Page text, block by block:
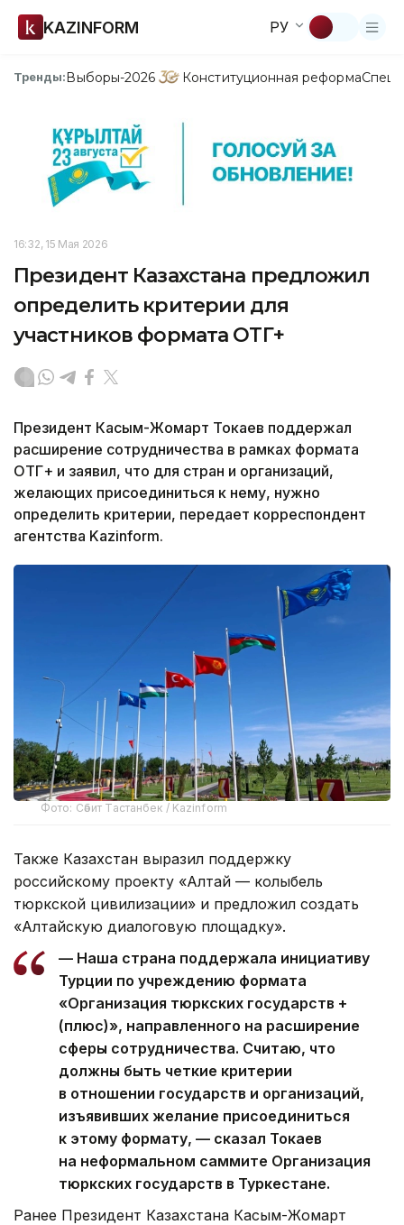
KAZINFORM РУ
Тренды:Выборы-2026 Конституционная реформа
16:32, 15 Мая 2026
Президент Казахстана предложил
определить критерии для
участников формата ОТГ+
Президент Касым-Жомарт Токаев поддержал
расширение сотрудничества в рамках формата
ОТГ+ и заявил, что для стран и организаций,
желающих присоединиться к нему, нужно
определить критерии, передает корреспондент
агентства Kazinform.
Фото: Сәбит Тастанбек / Kazinform
Также Казахстан выразил поддержку
российскому проекту «Алтай — колыбель
тюркской цивилизации» и предложил создать
«Алтайскую диалоговую площадку».
— Наша страна поддержала инициативу
Турции по учреждению формата
«Организация тюркских государств +
(плюс)», направленного на расширение
сферы сотрудничества. Считаю, что
должны быть четкие критерии
в отношении государств и организаций,
изъявивших желание присоединиться
к этому формату, — сказал Токаев
на неформальном саммите Организация
тюркских государств в Туркестане.
Ранее Президент Казахстана Касым-Жомарт